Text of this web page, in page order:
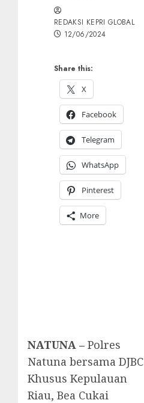
Share this:
X
Facebook
Telegram
WhatsApp
Pinterest
More
REDAKSI KEPRI GLOBAL
12/06/2024
NATUNA – Polres
Natuna bersama DJBC
Khusus Kepulauan
Riau, Bea Cukai